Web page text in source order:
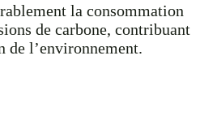
la consommation
de carbone, contribuant
de l’environnement.